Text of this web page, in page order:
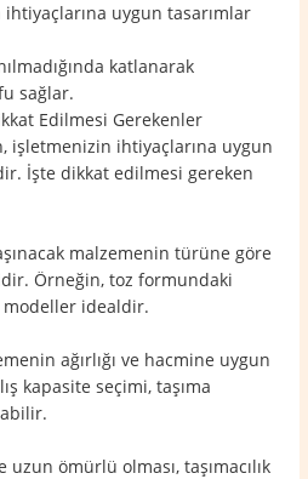
ihtiyaçlarına uygun tasarımlar
katlanarak
sağlar.
Edilmesi Gerekenler
işletmenizin ihtiyaçlarına uygun
İşte dikkat edilmesi gereken
malzemenin türüne göre
Örneğin, toz formundaki
modeller idealdir.
ağırlığı ve hacmine uygun
kapasite seçimi, taşıma
uzun ömürlü olması, taşımacılık